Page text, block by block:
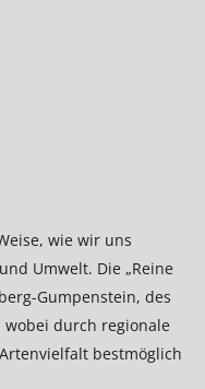
wie wir uns
Umwelt. Die „Reine
Gumpenstein, des
durch regionale
bestmöglich